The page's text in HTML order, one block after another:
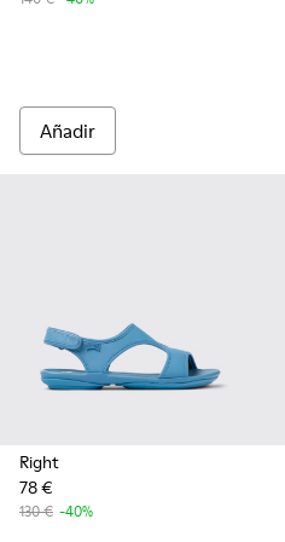
Añadir
Right
78 €
130 € -40%